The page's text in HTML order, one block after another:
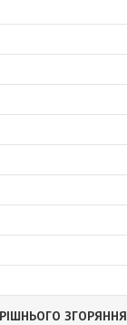
ЗГОРЯННЯ